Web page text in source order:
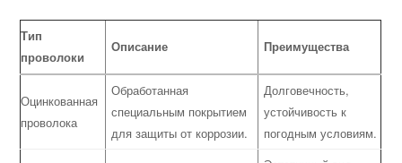
Тип
проволоки
Описание Преимущества
Оцинкованная
проволока
Обработанная
специальным покрытием
для защиты от коррозии.
Долговечность,
устойчивость к
погодным условиям.